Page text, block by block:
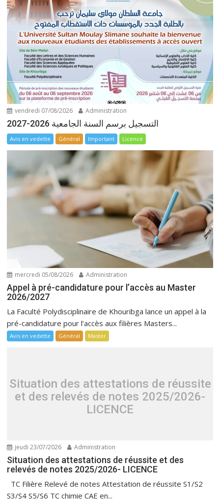
vendredi 07/08/2026 Administration
التسجيل برسم السنة الجامعية 2026-2027
Avis en vedette Général Important Licence
mercredi 05/08/2026 Administration
Appel à pré-candidature pour l’accès au Master
2026/2027
La Faculté Polydisciplinaire de Khouribga lance un appel à la
pré-candidature pour l’accès aux filières Masters...
Avis en vedette Général Master
Situation des attestations de réussite
et des relevés de notes 2025/2026-
LICENCE
jeudi 23/07/2026 Administration
Situation des attestations de réussite et des
relevés de notes 2025/2026- LICENCE
TC Filière Relevé de notes Attestation de réussite S1/S2
S3/S4 S5/S6 TC chimie CAE en...